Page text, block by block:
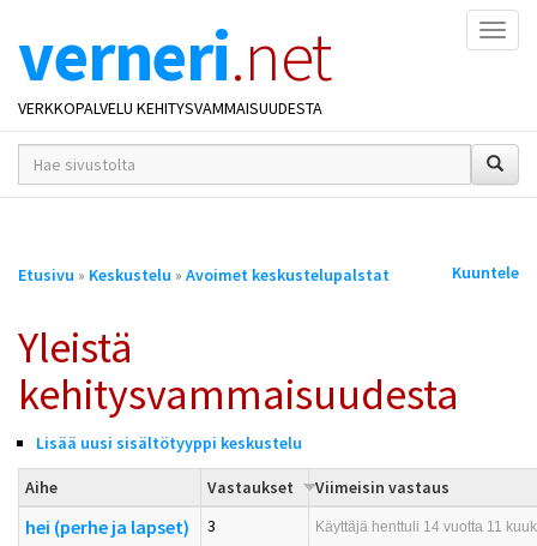
verneri.net
VERKKOPALVELU KEHITYSVAMMAISUUDESTA
hakusana(t)
*
Olet
Etusivu » Keskustelu » Avoimet keskustelupalstat Kuuntele
Yleistä
kehitysvammaisuudesta
Lisää uusi sisältötyyppi keskustelu
Aihe Vastaukset Viimeisin vastaus
hei (perhe ja lapset) 3 Käyttäjä henttuli 14 vuotta 11